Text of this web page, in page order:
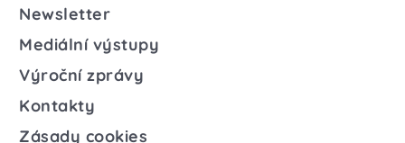
Newsletter
Mediální výstupy
Výroční zprávy
Kontakty
Zásady cookies